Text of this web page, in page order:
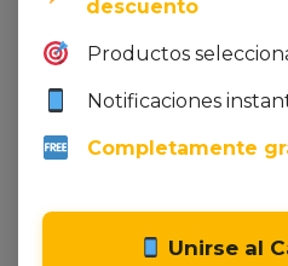
Integer et ornare lacus, id
vestibulum non. Quisque
sodales. Proin egestas
descuento
Productos
Notificaciones
Completamente
Unirse al